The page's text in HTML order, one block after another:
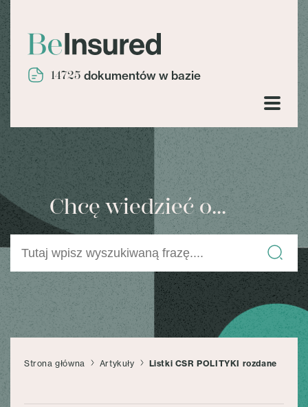
14725 dokumentów w bazie
Chcę wiedzieć o...
Strona główna Artykuły Listki CSR POLITYKI rozdane